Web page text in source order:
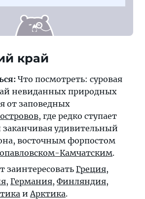
край
Что посмотреть: суровая
невиданных природных
от заповедных
, где редко ступает
заканчивая удивительный
восточным форпостом
Камчатским.
заинтересовать Греция,
, Германия, Финляндия,
иАрктика.